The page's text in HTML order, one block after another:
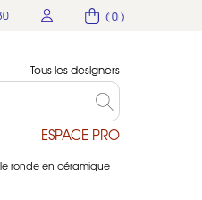
( 0 )
Tous les designers
ESPACE PRO
ronde en céramique